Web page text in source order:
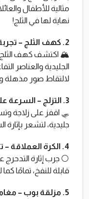
نهاية لها في الثلج!
2. كهف الثلج – تجربة كهف الجليد السحرية
🏔️ اكتشف كهف الثلج
الجليدية والعناصر
لالتقاط صور مذهلة
3. التزلج – السرعة على المنحدرات الثلجية
🛷 اقفز على زلاجة
جليدية، لتشعر بإثارة
4. الكرة العملاقة – تتدحرج في كرة ثلجية!
⚪ جرب إثارة التدحرج
قابلة للنفخ، تمامًا
5. مزلقة بوب – مغامرة صغيرة للتزلج الجماعي